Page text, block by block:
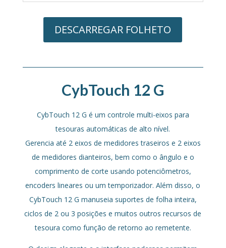
DESCARREGAR FOLHETO
CybTouch 12 G
CybTouch 12 G é um controle multi-eixos para
tesouras automáticas de alto nível.
Gerencia até 2 eixos de medidores traseiros e 2 eixos
de medidores dianteiros, bem como o ângulo e o
comprimento de corte usando potenciômetros,
encoders lineares ou um temporizador. Além disso, o
CybTouch 12 G manuseia suportes de folha inteira,
ciclos de 2 ou 3 posições e muitos outros recursos de
tesoura como função de retorno ao remetente.